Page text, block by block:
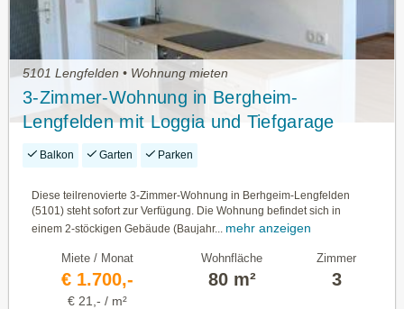
5101 Lengfelden • Wohnung mieten
3-Zimmer-Wohnung in Bergheim-
Lengfelden mit Loggia und Tiefgarage
Balkon Garten Parken
Diese teilrenovierte 3-Zimmer-Wohnung in Berhgeim-Lengfelden
(5101) steht sofort zur Verfügung. Die Wohnung befindet sich in
einem 2-stöckigen Gebäude (Baujahr...
mehr anzeigen
Miete / Monat
€ 1.700,-
€ 21,- / m²
Wohnfläche
80 m²
Zimmer
3